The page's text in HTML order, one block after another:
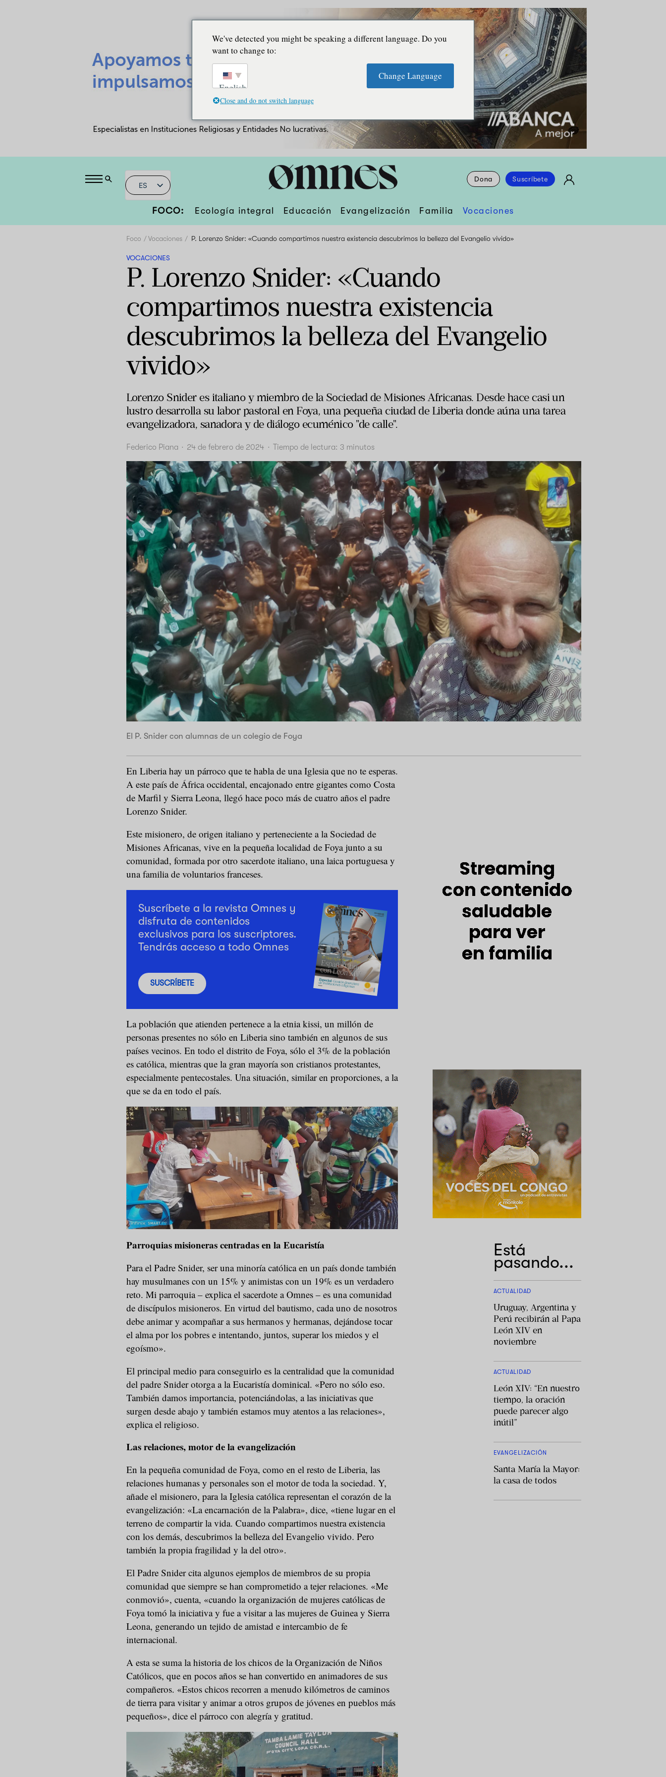
ES
Dona Suscríbete
FOCO: Ecología integral Educación Evangelización Familia Vocaciones
Foco Vocaciones P. Lorenzo Snider: «Cuando compartimos nuestra existencia descubrimos la belleza del Evangelio vivido»
VOCACIONES
P. Lorenzo Snider: «Cuando
compartimos nuestra existencia
descubrimos la belleza del Evangelio
vivido»
Lorenzo Snider es italiano y miembro de la Sociedad de Misiones Africanas. Desde hace casi un
lustro desarrolla su labor pastoral en Foya, una pequeña ciudad de Liberia donde aúna una tarea
evangelizadora, sanadora y de diálogo ecuménico "de calle".
Federico Piana · 24 de febrero de 2024 · Tiempo de lectura: 3 minutos
El P. Snider con alumnas de un colegio de Foya
En Liberia hay un párroco que te habla de una Iglesia que no te esperas.
A este país de África occidental, encajonado entre gigantes como Costa
de Marfil y Sierra Leona, llegó hace poco más de cuatro años el padre
Lorenzo Snider.
Este misionero, de origen italiano y perteneciente a la Sociedad de
Misiones Africanas, vive en la pequeña localidad de Foya junto a su
comunidad, formada por otro sacerdote italiano, una laica portuguesa y
una familia de voluntarios franceses.
Suscríbete a la revista Omnes y
disfruta de contenidos
exclusivos para los suscriptores.
Tendrás acceso a todo Omnes
SUSCRÍBETE
La población que atienden pertenece a la etnia kissi, un millón de
personas presentes no sólo en Liberia sino también en algunos de sus
países vecinos. En todo el distrito de Foya, sólo el 3% de la población
es católica, mientras que la gran mayoría son cristianos protestantes,
especialmente pentecostales. Una situación, similar en proporciones, a la
que se da en todo el país.
Parroquias misioneras centradas en la Eucaristía
Para el Padre Snider, ser una minoría católica en un país donde también
hay musulmanes con un 15% y animistas con un 19% es un verdadero
reto. Mi parroquia – explica el sacerdote a Omnes – es una comunidad
de discípulos misioneros. En virtud del bautismo, cada uno de nosotros
debe animar y acompañar a sus hermanos y hermanas, dejándose tocar
el alma por los pobres e intentando, juntos, superar los miedos y el
egoísmo».
El principal medio para conseguirlo es la centralidad que la comunidad
del padre Snider otorga a la Eucaristía dominical. «Pero no sólo eso.
También damos importancia, potenciándolas, a las iniciativas que
surgen desde abajo y también estamos muy atentos a las relaciones»,
explica el religioso.
Las relaciones, motor de la evangelización
En la pequeña comunidad de Foya, como en el resto de Liberia, las
relaciones humanas y personales son el motor de toda la sociedad. Y,
añade el misionero, para la Iglesia católica representan el corazón de la
evangelización: «La encarnación de la Palabra», dice, «tiene lugar en el
terreno de compartir la vida. Cuando compartimos nuestra existencia
con los demás, descubrimos la belleza del Evangelio vivido. Pero
también la propia fragilidad y la del otro».
El Padre Snider cita algunos ejemplos de miembros de su propia
comunidad que siempre se han comprometido a tejer relaciones. «Me
conmovió», cuenta, «cuando la organización de mujeres católicas de
Foya tomó la iniciativa y fue a visitar a las mujeres de Guinea y Sierra
Leona, generando un tejido de amistad e intercambio de fe
internacional.
A esta se suma la historia de los chicos de la Organización de Niños
Católicos, que en pocos años se han convertido en animadores de sus
compañeros. «Estos chicos recorren a menudo kilómetros de caminos
de tierra para visitar y animar a otros grupos de jóvenes en pueblos más
pequeños», dice el párroco con alegría y gratitud.
Está
pasando...
ACTUALIDAD
Uruguay, Argentina y
Perú recibirán al Papa
León XIV en
noviembre
ACTUALIDAD
León XIV: “En nuestro
tiempo, la oración
puede parecer algo
inútil”
EVANGELIZACIÓN
Santa María la Mayor:
la casa de todos
We've detected you might be speaking a different language. Do you
want to change to:
English
Change Language
Close and do not switch language